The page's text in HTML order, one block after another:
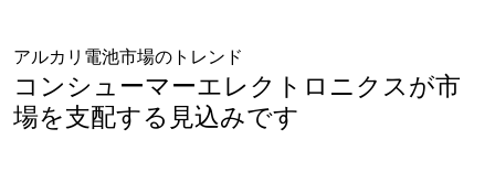
アルカリ電池市場のトレンド
コンシューマーエレクトロニクスが市
場を支配する見込みです